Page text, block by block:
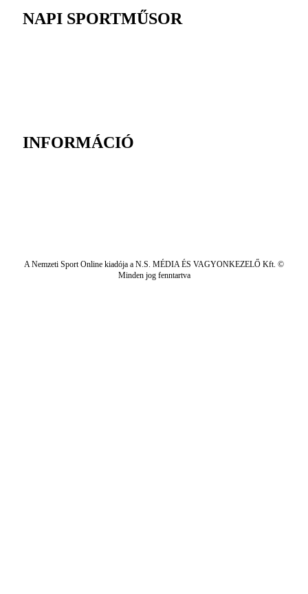
NAPI SPORTMŰSOR
INFORMÁCIÓ
A Nemzeti Sport Online kiadója a N.S. MÉDIA ÉS VAGYONKEZELŐ Kft. ©
Minden jog fenntartva